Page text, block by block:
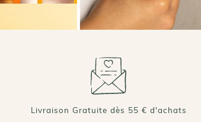
Livraison Gratuite dès 55 € d'achats